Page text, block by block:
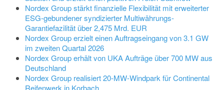
Nordex Group stärkt finanzielle Flexibilität mit erweiterter
ESG-gebundener syndizierter Multiwährungs-
Garantiefazilität über 2,475 Mrd. EUR
Nordex Group erzielt einen Auftragseingang von 3.1 GW
im zweiten Quartal 2026
Nordex Group erhält von UKA Aufträge über 700 MW aus
Deutschland
Nordex Group realisiert 20-MW-Windpark für Continental